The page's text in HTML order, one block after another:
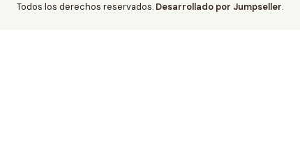
Todos los derechos reservados. Desarrollado por Jumpseller.